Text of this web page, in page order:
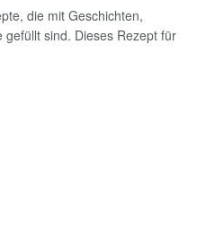
die mit Geschichten,
sind. Dieses Rezept für